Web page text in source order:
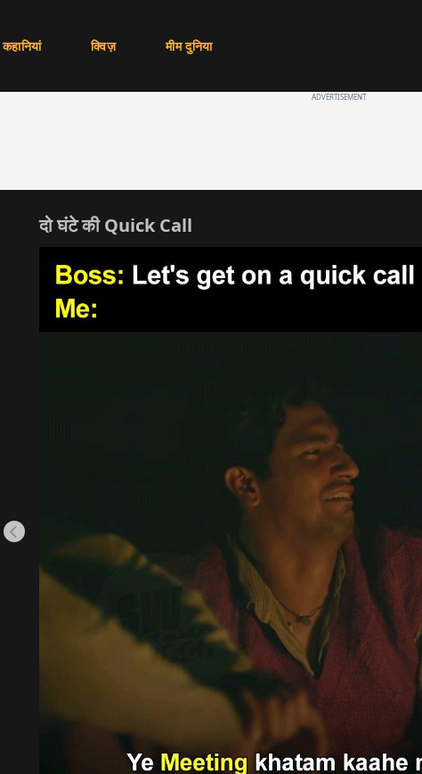
कहानियां क्विज़ मीम दुनिया
ADVERTISEMENT
दो घंटे की Quick Call